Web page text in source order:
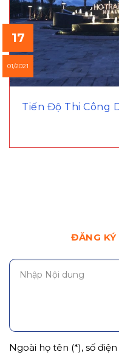
17
01/2021
Tiến Độ Thi Công
ĐĂNG
Ngoài họ tên (*), số